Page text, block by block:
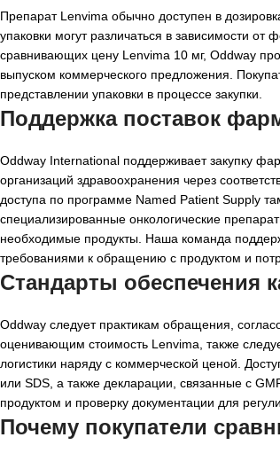
Препарат Lenvima обычно доступен в
упаковки могут различаться в зависимости
сравнивающих цену Lenvima 10 мг, Oddway
выпуском коммерческого предложения.
представлении упаковки в процессе закупки.
Поддержка поставок
Oddway International поддерживает закупку
организаций здравоохранения через
доступа по программе Named Patient Supply
специализированные онкологические
необходимые продукты. Наша команда
требованиями к обращению с продуктом и
Стандарты обеспечения
Oddway следует практикам обращения,
оценивающим стоимость Lenvima, также
логистики наряду с коммерческой ценой.
или SDS, а также декларации, связанные с
продуктом и проверку документации для
Почему покупатели